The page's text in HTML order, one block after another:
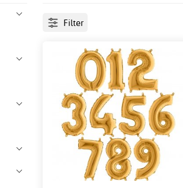
Filter